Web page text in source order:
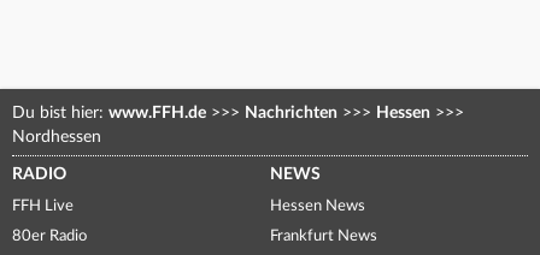
Du bist hier: www.FFH.de >>> Nachrichten >>> Hessen >>>
Nordhessen
RADIO
FFH Live
80er Radio
NEWS
Hessen News
Frankfurt News